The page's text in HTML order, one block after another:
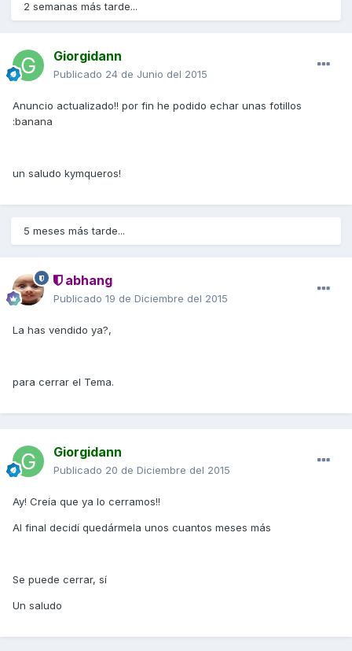
2 semanas más tarde...
Giorgidann
Publicado 24 de Junio del 2015
Anuncio actualizado!! por fin he podido echar unas fotillos
:banana
un saludo kymqueros!
5 meses más tarde...
abhang
Publicado 19 de Diciembre del 2015
La has vendido ya?,
para cerrar el Tema.
Giorgidann
Publicado 20 de Diciembre del 2015
Ay! Creía que ya lo cerramos!!
Al final decidí quedármela unos cuantos meses más
Se puede cerrar, sí
Un saludo